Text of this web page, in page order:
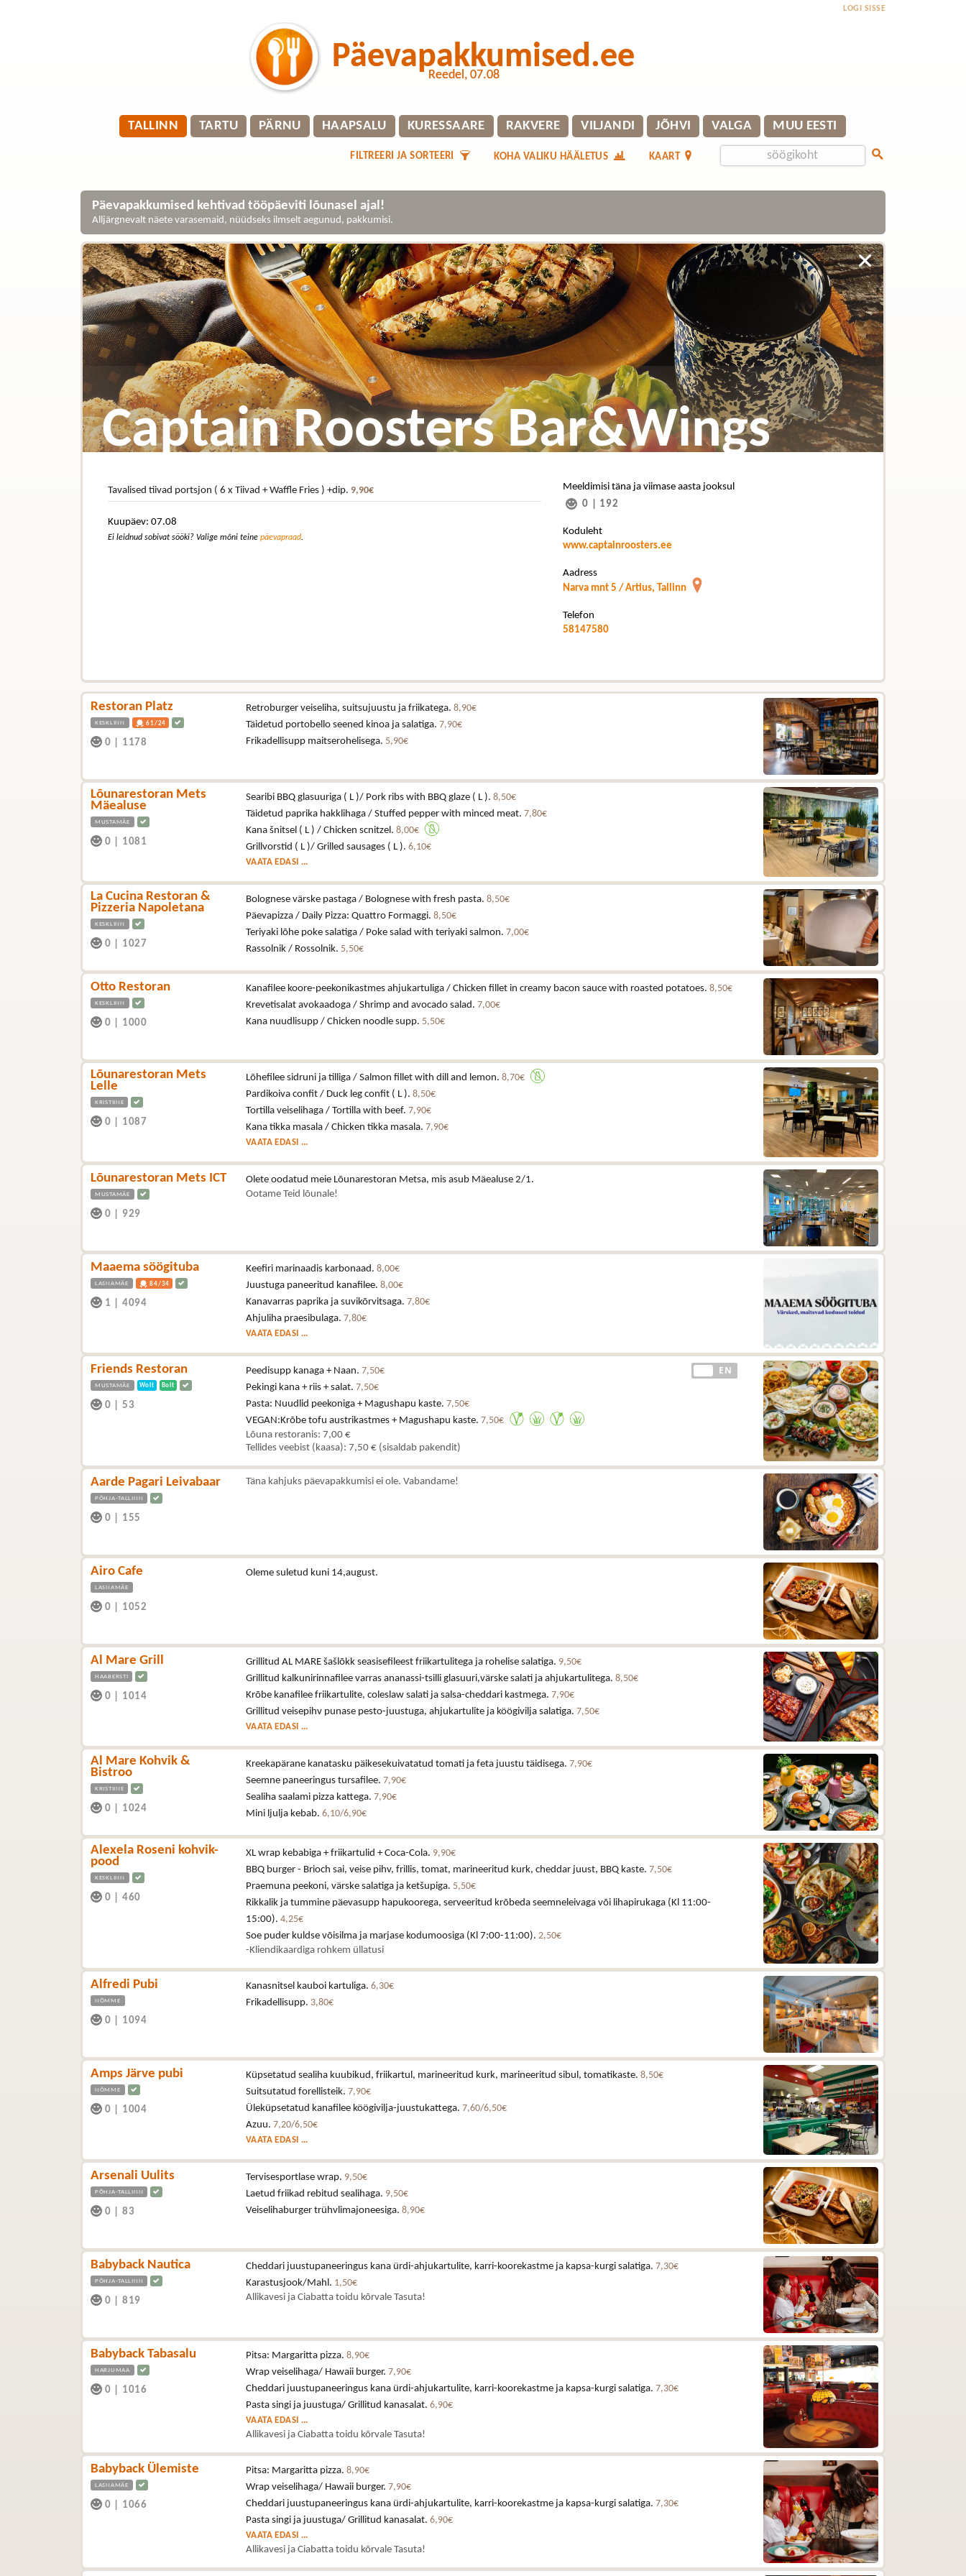
LOGI SISSE
Päevapakkumised.ee
Reedel, 07.08
TALLINN TARTU PÄRNU HAAPSALU KURESSAARE RAKVERE VILJANDI JÕHVI VALGA MUU EESTI
KAART
KOHA VALIKU HÄÄLETUS
FILTREERI JA SORTEERI
Päevapakkumised kehtivad tööpäeviti lõunasel ajal!
Alljärgnevalt näete varasemaid, nüüdseks ilmselt aegunud, pakkumisi.
Captain Roosters Bar&Wings
Tavalised tiivad portsjon ( 6 x Tiivad + Waffle Fries ) +dip. 9,90€
Kuupäev: 07.08
Ei leidnud sobivat sööki? Valige mõni teine päevapraad.
Meeldimisi täna ja viimase aasta jooksul
0
192
Koduleht
www.captainroosters.ee
Aadress
Narva mnt 5 / Artius, Tallinn
Telefon
58147580
Restoran Platz
KESKLINN 61/24
0 1178
Retroburger veiseliha, suitsujuustu ja friikatega. 8,90€
Täidetud portobello seened kinoa ja salatiga. 7,90€
Frikadellisupp maitserohelisega. 5,90€
Lõunarestoran Mets
Mäealuse
MUSTAMÄE
0 1081
Searibi BBQ glasuuriga ( L )/ Pork ribs with BBQ glaze ( L ). 8,50€
Täidetud paprika hakklihaga / Stuffed pepper with minced meat. 7,80€
Kana šnitsel ( L ) / Chicken scnitzel. 8,00€
Grillvorstid ( L )/ Grilled sausages ( L ). 6,10€
VAATA EDASI ...
La Cucina Restoran &
Pizzeria Napoletana
KESKLINN
0 1027
Bolognese värske pastaga / Bolognese with fresh pasta. 8,50€
Päevapizza / Daily Pizza: Quattro Formaggi. 8,50€
Teriyaki lõhe poke salatiga / Poke salad with teriyaki salmon. 7,00€
Rassolnik / Rossolnik. 5,50€
Otto Restoran
KESKLINN
0 1000
Kanafilee koore-peekonikastmes ahjukartuliga / Chicken fillet in creamy bacon sauce with roasted potatoes. 8,50€
Krevetisalat avokaadoga / Shrimp and avocado salad. 7,00€
Kana nuudlisupp / Chicken noodle supp. 5,50€
Lõunarestoran Mets
Lelle
KRISTIINE
0 1087
Lõhefilee sidruni ja tilliga / Salmon fillet with dill and lemon. 8,70€
Pardikoiva confit / Duck leg confit ( L ). 8,50€
Tortilla veiselihaga / Tortilla with beef. 7,90€
Kana tikka masala / Chicken tikka masala. 7,90€
VAATA EDASI ...
Lõunarestoran Mets ICT
MUSTAMÄE
0 929
Olete oodatud meie Lõunarestoran Metsa, mis asub Mäealuse 2/1.
Ootame Teid lõunale!
Maaema söögituba
LASNAMÄE 84/34
1 4094
Keefiri marinaadis karbonaad. 8,00€
Juustuga paneeritud kanafilee. 8,00€
Kanavarras paprika ja suvikõrvitsaga. 7,80€
Ahjuliha praesibulaga. 7,80€
VAATA EDASI ...
Friends Restoran
MUSTAMÄE Wolt Bolt
0 53
EN
Peedisupp kanaga + Naan. 7,50€
Pekingi kana + riis + salat. 7,50€
Pasta: Nuudlid peekoniga + Magushapu kaste. 7,50€
VEGAN:Krõbe tofu austrikastmes + Magushapu kaste. 7,50€
Lõuna restoranis: 7,00 €
Tellides veebist (kaasa): 7,50 € (sisaldab pakendit)
Aarde Pagari Leivabaar
PÕHJA-TALLINN
0 155
Täna kahjuks päevapakkumisi ei ole. Vabandame!
Airo Cafe
LASNAMÄE
0 1052
Oleme suletud kuni 14,august.
Al Mare Grill
HAABERSTI
0 1014
Grillitud AL MARE šašlõkk seasisefileest friikartulitega ja rohelise salatiga. 9,50€
Grillitud kalkunirinnafilee varras ananassi-tsilli glasuuri,värske salati ja ahjukartulitega. 8,50€
Krõbe kanafilee friikartulite, coleslaw salati ja salsa-cheddari kastmega. 7,90€
Grillitud veisepihv punase pesto-juustuga, ahjukartulite ja köögivilja salatiga. 7,50€
VAATA EDASI ...
Al Mare Kohvik &
Bistroo
KRISTIINE
0 1024
Kreekapärane kanatasku päikesekuivatatud tomati ja feta juustu täidisega. 7,90€
Seemne paneeringus tursafilee. 7,90€
Sealiha saalami pizza kattega. 7,90€
Mini ljulja kebab. 6,10/6,90€
Alexela Roseni kohvik-
pood
KESKLINN
0 460
XL wrap kebabiga + friikartulid + Coca-Cola. 9,90€
BBQ burger - Brioch sai, veise pihv, frillis, tomat, marineeritud kurk, cheddar juust, BBQ kaste. 7,50€
Praemuna peekoni, värske salatiga ja ketšupiga. 5,50€
Rikkalik ja tummine päevasupp hapukoorega, serveeritud krõbeda seemneleivaga või lihapirukaga (Kl 11:00-
15:00). 4,25€
Soe puder kuldse võisilma ja marjase kodumoosiga (Kl 7:00-11:00). 2,50€
-Kliendikaardiga rohkem üllatusi
Alfredi Pubi
NÕMME
0 1094
Kanasnitsel kauboi kartuliga. 6,30€
Frikadellisupp. 3,80€
Amps Järve pubi
NÕMME
0 1004
Küpsetatud sealiha kuubikud, friikartul, marineeritud kurk, marineeritud sibul, tomatikaste. 8,50€
Suitsutatud forellisteik. 7,90€
Üleküpsetatud kanafilee köögivilja-juustukattega. 7,60/6,50€
Azuu. 7,20/6,50€
VAATA EDASI ...
Arsenali Uulits
PÕHJA-TALLINN
0 83
Tervisesportlase wrap. 9,50€
Laetud friikad rebitud sealihaga. 9,50€
Veiselihaburger trühvlimajoneesiga. 8,90€
Babyback Nautica
PÕHJA-TALLINN
0 819
Cheddari juustupaneeringus kana ürdi-ahjukartulite, karri-koorekastme ja kapsa-kurgi salatiga. 7,30€
Karastusjook/Mahl. 1,50€
Allikavesi ja Ciabatta toidu kõrvale Tasuta!
Babyback Tabasalu
HARJUMAA
0 1016
Pitsa: Margaritta pizza. 8,90€
Wrap veiselihaga/ Hawaii burger. 7,90€
Cheddari juustupaneeringus kana ürdi-ahjukartulite, karri-koorekastme ja kapsa-kurgi salatiga. 7,30€
Pasta singi ja juustuga/ Grillitud kanasalat. 6,90€
VAATA EDASI ...
Allikavesi ja Ciabatta toidu kõrvale Tasuta!
Babyback Ülemiste
LASNAMÄE
0 1066
Pitsa: Margaritta pizza. 8,90€
Wrap veiselihaga/ Hawaii burger. 7,90€
Cheddari juustupaneeringus kana ürdi-ahjukartulite, karri-koorekastme ja kapsa-kurgi salatiga. 7,30€
Pasta singi ja juustuga/ Grillitud kanasalat. 6,90€
VAATA EDASI ...
Allikavesi ja Ciabatta toidu kõrvale Tasuta!